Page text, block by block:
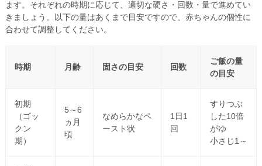
ます。それぞれの時期に応じて、適切な硬さ・回数・量で進めてい
きましょう。以下の量はあくまで目安ですので、赤ちゃんの個性に
合わせて調整してください。
時期 月齢 固さの目安 回数
ご飯の量
の目安
初期
（ゴッ
クン
期）
5～6
ヵ月
頃
なめらかなペ
ースト状
1日1
回
すりつぶ
した10倍
がゆ
小さじ1～